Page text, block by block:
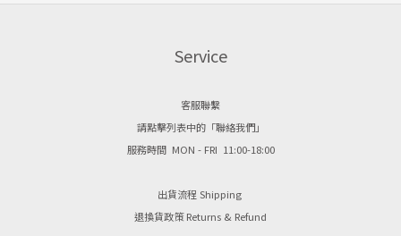
Service
客服聯繫
請點擊列表中的「聯絡我們」
服務時間 MON - FRI 11:00-18:00
出貨流程 Shipping
退換貨政策 Returns & Refund